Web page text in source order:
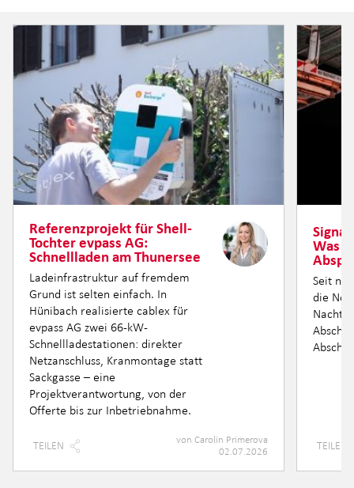
Referenzprojekt für Shell-
Tochter evpass AG:
Schnellladen am Thunersee
Ladeinfrastruktur auf fremdem
Grund ist selten einfach. In
Hünibach realisierte cablex für
evpass AG zwei 66-kW-
Schnellladestationen: direkter
Netzanschluss, Kranmontage statt
Sackgasse – eine
Projektverantwortung, von der
Offerte bis zur Inbetriebnahme.
TEILEN vonCarolin Primerova
02.07.2026
Was
Seit
die
Nacht
TEILEN